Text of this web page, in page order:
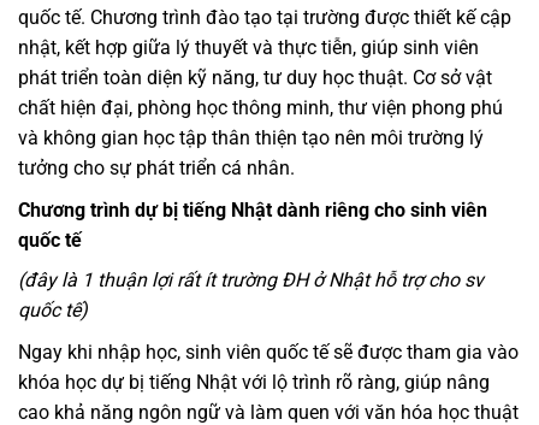
quốc tế. Chương trình đào tạo tại trường được thiết kế cập
nhật, kết hợp giữa lý thuyết và thực tiễn, giúp sinh viên
phát triển toàn diện kỹ năng, tư duy học thuật. Cơ sở vật
chất hiện đại, phòng học thông minh, thư viện phong phú
và không gian học tập thân thiện tạo nên môi trường lý
tưởng cho sự phát triển cá nhân.
Chương trình dự bị tiếng Nhật dành riêng cho sinh viên
quốc tế
(đây là 1 thuận lợi rất ít trường ĐH ở Nhật hỗ trợ cho sv
quốc tế)
Ngay khi nhập học, sinh viên quốc tế sẽ được tham gia vào
khóa học dự bị tiếng Nhật với lộ trình rõ ràng, giúp nâng
cao khả năng ngôn ngữ và làm quen với văn hóa học thuật